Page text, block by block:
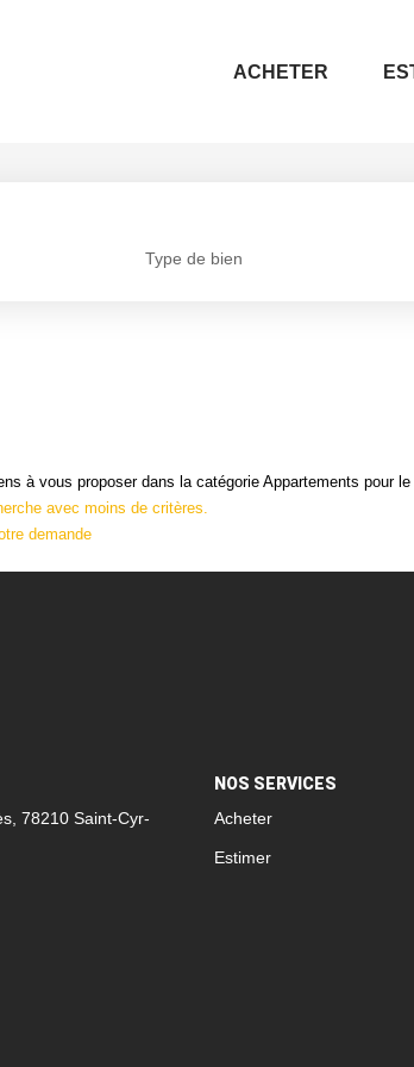
ACHETER
Type de bien
à vous proposer dans la catégorie Appartements pour
avec moins de critères.
demande
78210 Saint-Cyr-
NOS SERVICES
Acheter
Estimer